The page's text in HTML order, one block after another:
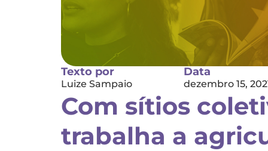
Texto por
Luize Sampaio
Data
dezembro 15,
Com sítios
trabalha a